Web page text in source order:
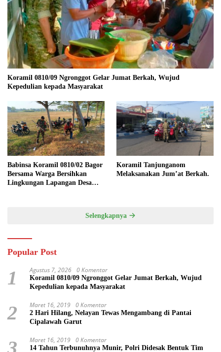
Koramil 0810/09 Ngronggot Gelar Jumat Berkah, Wujud
Kepedulian kepada Masyarakat
Babinsa Koramil 0810/02 Bagor
Bersama Warga Bersihkan
Lingkungan Lapangan Desa
Koramil Tanjunganom
Melaksanakan Jum’at Berkah.
Selengkapnya
Popular Post
1 Agustus 7, 2026 0 Komentar
Koramil 0810/09 Ngronggot Gelar Jumat Berkah, Wujud
Kepedulian kepada Masyarakat
2 Maret 16, 2019 0 Komentar
2 Hari Hilang, Nelayan Tewas Mengambang di Pantai
Cipalawah Garut
Maret 16, 2019 0 Komentar
14 Tahun Terbunuhnya Munir, Polri Didesak Bentuk Tim